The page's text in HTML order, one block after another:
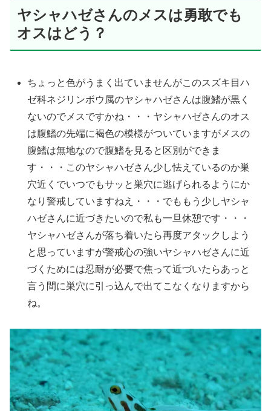
ヤシャハゼさんのメスは勇敢でも
オスはどう？
ちょっと色がうまく出ていませんがこのスズキ目ハ
ゼ科ネジリンボウ属のヤシャハゼさんは腹鰭が黒く
ないのでメスですかね・・・ヤシャハゼさんのオス
は腹鰭の先端に褐色の模様がついていますがメスの
腹鰭は無地なので腹鰭を見ると区別ができま
す・・・このヤシャハゼさん少し怯えているのか巣
穴近くでいつでもサッと巣穴に逃げられるようにか
なり警戒していますねえ・・・でももう少しヤシャ
ハゼさんに近づきたいので私も一旦休憩です・・・
ヤシャハゼさんが落ち着いたら再度アタックしよう
と思っていますが警戒心の強いヤシャハゼさんに近
づくためには忍耐が必要で焦って近づいたらあっと
言う間に巣穴に引っ込んで出てこなくなりますから
ね。